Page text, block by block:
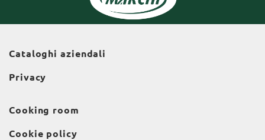
Cataloghi aziendali
Privacy
Cooking room
Cookie policy